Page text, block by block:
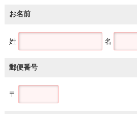
お名前
姓 名
郵便番号
〒